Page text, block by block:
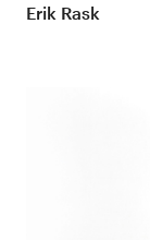
Erik Rask